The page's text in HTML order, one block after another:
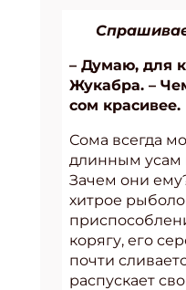
– Думаю, для
Жукабра. –
сом красивее.
Сома всегда
длинным усам
Зачем они
хитрое
корягу, его
почти
распускает